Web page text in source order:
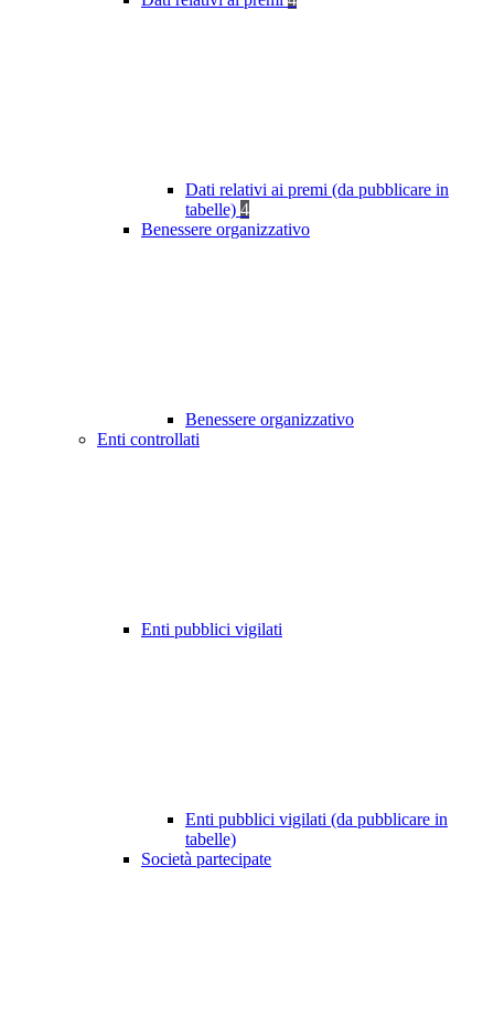
Dati relativi ai premi (da pubblicare in
tabelle) 4
Benessere organizzativo
Benessere organizzativo
Enti controllati
Enti pubblici vigilati
Enti pubblici vigilati (da pubblicare in
tabelle)
Società partecipate